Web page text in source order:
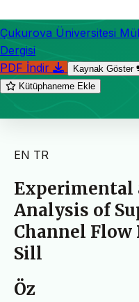
Çukurova Üniversitesi
Dergisi
PDF İndir
Kaynak Göster
Kütüphaneme Ekle
EN TR
Experimental
Analysis of
Channel Flow
Sill
Öz